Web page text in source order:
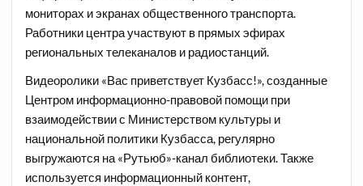
мониторах и экранах общественного транспорта.
Работники центра участвуют в прямых эфирах
региональных телеканалов и радиостанций.
Видеоролики «Вас приветствует Кузбасс!», созданные
Центром информационно-правовой помощи при
взаимодействии с Министерством культуры и
национальной политики Кузбасса, регулярно
выгружаются на «Рутьюб»-канал библиотеки. Также
используется информационный контент,